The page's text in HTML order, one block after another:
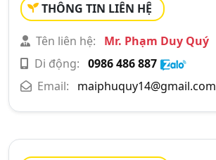
THÔNG TIN LIÊN HỆ
Tên liên hệ:
Mr. Phạm Duy Quý
Di động: 0986 486 887
Email:
maiphuquy14@gmail.com